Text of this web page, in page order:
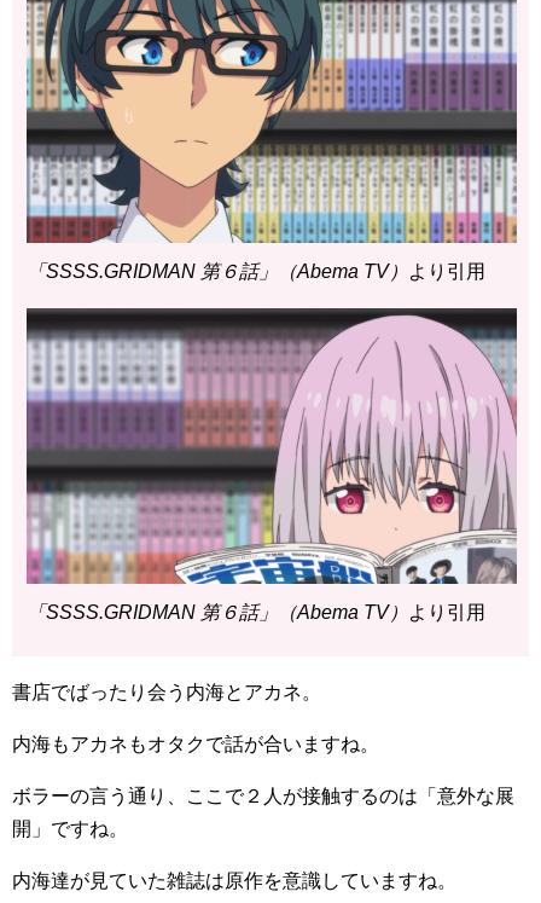
「SSSS.GRIDMAN 第６話」（Abema TV） より引用
「SSSS.GRIDMAN 第６話」（Abema TV） より引用
書店でばったり会う内海とアカネ。
内海もアカネもオタクで話が合いますね。
ボラーの言う通り、ここで２人が接触するのは「意外な展
開」ですね。
内海達が見ていた雑誌は原作を意識していますね。